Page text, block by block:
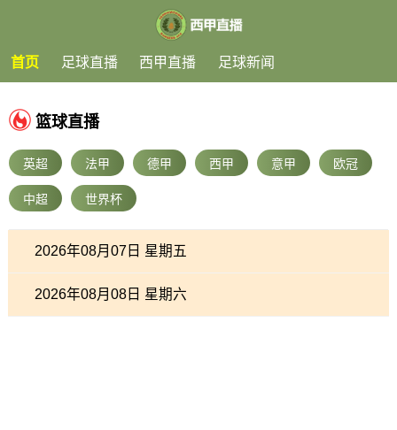
首页 足球直播 西甲直播 足球新闻
篮球直播
英超 法甲 德甲 西甲 意甲 欧冠
中超 世界杯
2026年08月07日 星期五
2026年08月08日 星期六